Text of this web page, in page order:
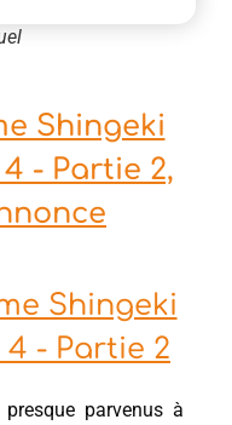
Shingeki
- Partie 2,
Shingeki
- Partie 2
parvenus à